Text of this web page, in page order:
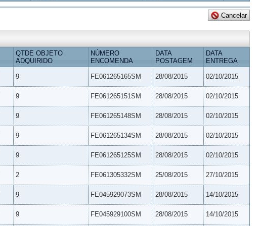
QTDE OBJETO
ADQUIRIDO
NÚMERO
ENCOMENDA
DATA
POSTAGEM
DATA
ENTREGA
9 FE061265165SM 28/08/2015 02/10/2015
9 FE061265151SM 28/08/2015 02/10/2015
9 FE061265148SM 28/08/2015 02/10/2015
9 FE061265134SM 28/08/2015 02/10/2015
9 FE061265125SM 28/08/2015 02/10/2015
2 FE061305332SM 25/08/2015 27/10/2015
9 FE045929073SM 28/08/2015 14/10/2015
9 FE045929100SM 28/08/2015 14/10/2015